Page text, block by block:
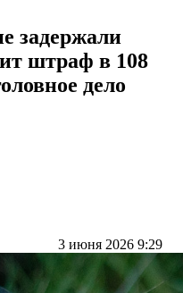
задержали
штраф в 108
дело
3 июня 2026 9:29